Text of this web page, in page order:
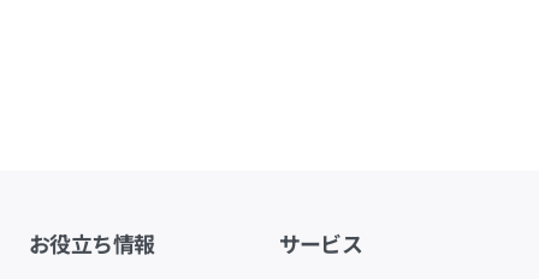
お役立ち情報 サービス